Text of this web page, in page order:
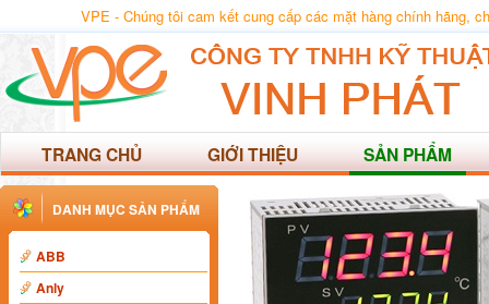
VPE - Chúng tôi cam kết cung cấp các mặt hàng chính hãng,
TRANG CHỦ GIỚI THIỆU SẢN PHẨM
DANH MỤC SẢN PHẨM
ABB
Anly